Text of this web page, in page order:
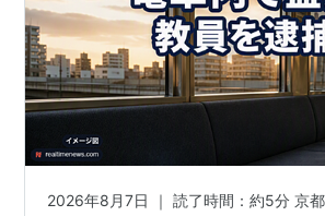
2026年8月7日 ｜ 読了時間：約5分 京